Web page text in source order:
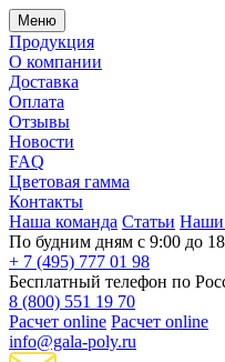
Меню
Продукция
О компании
Доставка
Оплата
Отзывы
Новости
FAQ
Цветовая гамма
Контакты
Наша команда Статьи Наши
По будним дням с 9:00 до
+ 7 (495) 777 01 98
Бесплатный телефон по
8 (800) 551 19 70
Расчет online Расчет online
info@gala-poly.ru